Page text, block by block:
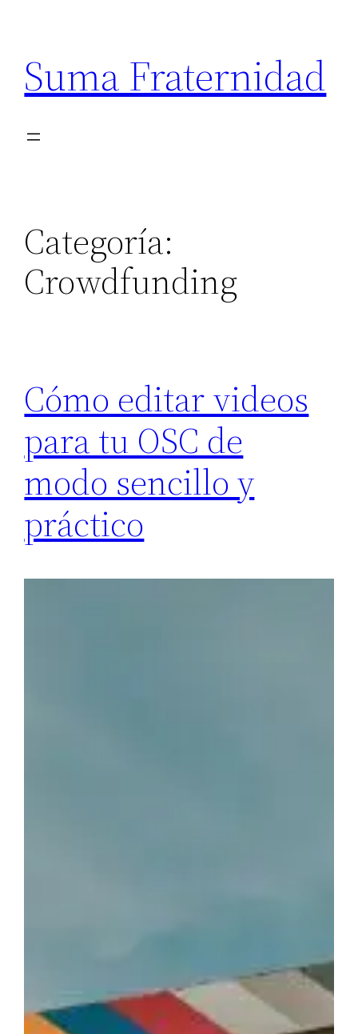
Suma Fraternidad
Categoría:
Crowdfunding
Cómo editar videos
para tu OSC de
modo sencillo y
práctico